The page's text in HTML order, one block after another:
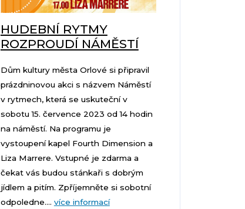
HUDEBNÍ RYTMY
ROZPROUDÍ NÁMĚSTÍ
Dům kultury města Orlové si připravil
prázdninovou akci s názvem Náměstí
v rytmech, která se uskuteční v
sobotu 15. července 2023 od 14 hodin
na náměstí. Na programu je
vystoupení kapel Fourth Dimension a
Liza Marrere. Vstupné je zdarma a
čekat vás budou stánkaři s dobrým
jídlem a pitím. Zpříjemněte si sobotní
odpoledne.... více informací